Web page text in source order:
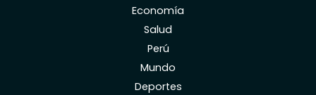
Economía
Salud
Perú
Mundo
Deportes